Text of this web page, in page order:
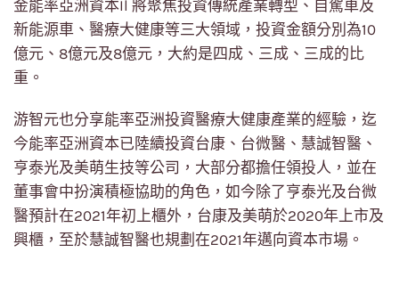
金能率亞洲資本Il 將聚焦投資傳統產業轉型、自駕車及
新能源車、醫療大健康等三大領域，投資金額分別為10
億元、8億元及8億元，大約是四成、三成、三成的比
重。
游智元也分享能率亞洲投資醫療大健康產業的經驗，迄
今能率亞洲資本已陸續投資台康、台微醫、慧誠智醫、
亨泰光及美萌生技等公司，大部分都擔任領投人，並在
董事會中扮演積極協助的角色，如今除了亨泰光及台微
醫預計在2021年初上櫃外，台康及美萌於2020年上市及
興櫃，至於慧誠智醫也規劃在2021年邁向資本市場。